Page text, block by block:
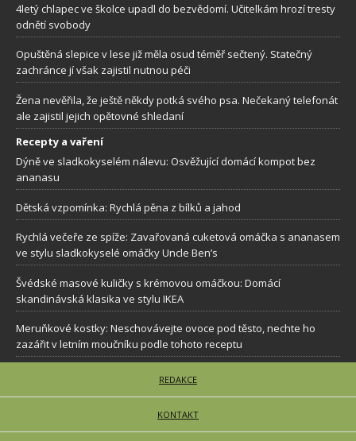
4letý chlapec ve školce upadl do bezvědomí. Učitelkám hrozí tresty
odnětí svobody
Opuštěná slepice v lese již měla osud téměř sečtený. Statečný
zachránce jí však zajistil nutnou péči
Žena nevěřila, že ještě někdy potká svého psa. Nečekaný telefonát
ale zajistil jejich opětovné shledaní
Recepty a vaření
Dýně ve sladkokyselém nálevu: Osvěžující domácí kompot bez
ananasu
Dětská vzpomínka: Rychlá pěna z bílků a jahod
Rychlá večeře ze spíže: Zavařovaná cuketová omáčka s ananasem
ve stylu sladkokyselé omáčky Uncle Ben’s
Švédské masové kuličky s krémovou omáčkou: Domácí
skandinávská klasika ve stylu IKEA
Meruňkové kostky: Neschovávejte ovoce pod těsto, nechte ho
zazářit v letním moučníku podle tohoto receptu
REDAKCE
KONTAKT